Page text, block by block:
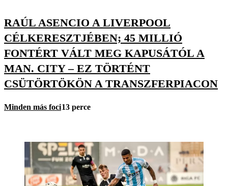
RAÚL ASENCIO A LIVERPOOL
CÉLKERESZTJÉBEN; 45 MILLIÓ
FONTÉRT VÁLT MEG KAPUSÁTÓL A
MAN. CITY – EZ TÖRTÉNT
CSÜTÖRTÖKÖN A TRANSZFERPIACON
Minden más foci13 perce